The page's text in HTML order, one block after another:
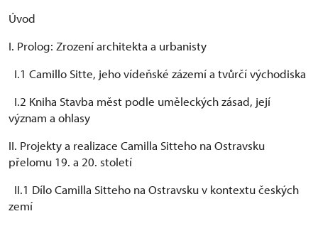
Úvod
I. Prolog: Zrození architekta a urbanisty
I.1 Camillo Sitte, jeho vídeňské zázemí a tvůrčí východiska
I.2 Kniha Stavba měst podle uměleckých zásad, její
význam a ohlasy
II. Projekty a realizace Camilla Sitteho na Ostravsku
přelomu 19. a 20. století
II.1 Dílo Camilla Sitteho na Ostravsku v kontextu českých
zemí